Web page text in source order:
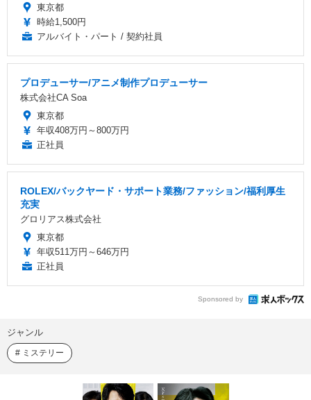
東京都
時給1,500円
アルバイト・パート / 契約社員
プロデューサー/アニメ制作プロデューサー
株式会社CA Soa
東京都
年収408万円～800万円
正社員
ROLEX/バックヤード・サポート業務/ファッション/福利厚生
充実
グロリアス株式会社
東京都
年収511万円～646万円
正社員
Sponsored by
ジャンル
ミステリー